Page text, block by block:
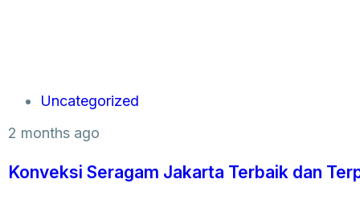
Uncategorized
2 months ago
Konveksi Seragam Jakarta Terbaik dan